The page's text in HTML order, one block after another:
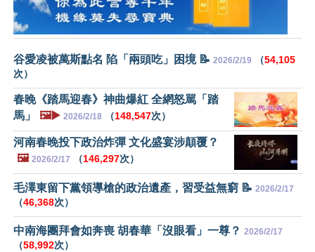
谷愛凌被萬斯點名 陷「兩頭吃」困境 📝 2026/2/19 （54,105
次）
春晚《踏馬迎春》神曲爆紅 全網怒駡「踏
馬」
🖼️▶️ 2026/2/18 （148,547次）
河南春晚投下政治炸彈 文化盛宴涉顛覆？
🖼️ 2026/2/17 （146,297次）
毛澤東留下黨領導槍的政治遺產，習受益無窮 📝 2026/2/17
（46,368次）
中南海團拜會如奔喪 胡春華「沒眼看」一尊？ 2026/2/17
（58,992次）